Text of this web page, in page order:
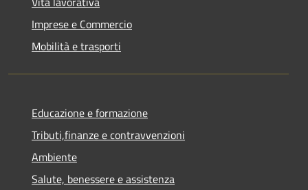
Imprese e Commercio
Mobilità e trasporti
Educazione e formazione
Tributi,finanze e contravvenzioni
Ambiente
Salute, benessere e assistenza